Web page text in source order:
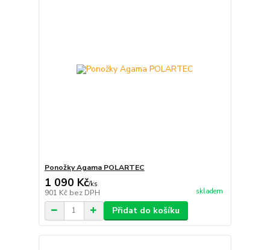
Ponožky Agama POLARTEC
1 090 Kč/ks
901 Kč bez DPH skladem
Přidat do košíku